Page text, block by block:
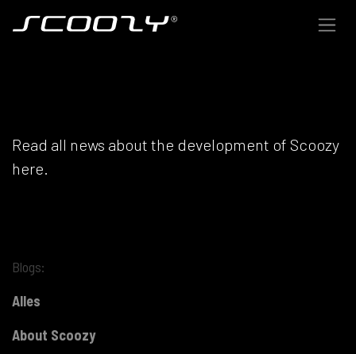
Read all news about the development of Scoozy
here.
Blogs:
Alles
About Scoozy